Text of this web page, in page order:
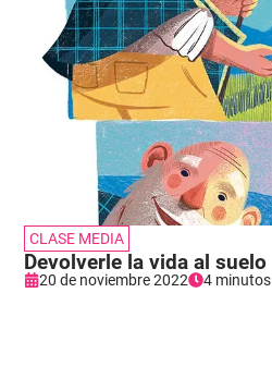
CLASE MEDIA
Devolverle la vida al suelo
20 de noviembre 2022 4 minutos